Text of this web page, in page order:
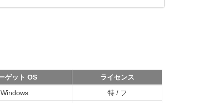
ゲット OS
ライセンス
Windows
特 / フ